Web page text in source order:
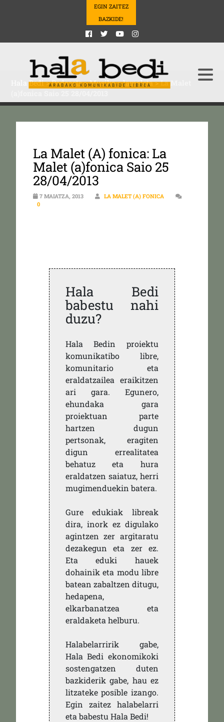
EGIN ZAITEZ
BAZKIDE!
Hala Bedi>Podcasts>Musika>lamaleta>La Malet
La Malet (A) fonica: La
Malet (a)fonica Saio 25
28/04/2013
7 MAIATZA, 2013
LA MALET (A) FONICA
0
Hala Bedi
babestu nahi
duzu?
Hala Bedin proiektu
komunikatibo libre,
komunitario eta
eraldatzailea eraikitzen
ari gara. Egunero,
ehundaka gara
proiektuan parte
hartzen dugun
pertsonak, eragiten
digun errealitatea
behatuz eta hura
eraldatzen saiatuz, herri
mugimenduekin batera.
Gure edukiak libreak
dira, inork ez digulako
agintzen zer argitaratu
dezakegun eta zer ez.
Eta eduki hauek
dohainik eta modu libre
batean zabaltzen ditugu,
hedapena,
elkarbanatzea eta
eraldaketa helburu.
Halabelarririk gabe,
Hala Bedi ekonomikoki
sostengatzen duten
bazkiderik gabe, hau ez
litzateke posible izango.
Egin zaitez halabelarri
eta babestu Hala Bedi!